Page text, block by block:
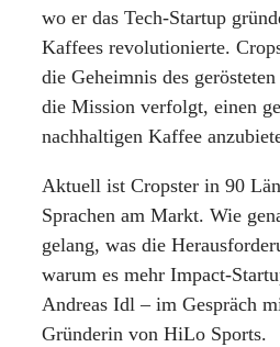
wo er das Tech-Startup
Kaffees revolutionierte.
die Geheimnis des
die Mission verfolgt, einen
nachhaltigen Kaffee
Aktuell ist Cropster in 90
Sprachen am Markt. Wie
gelang, was die
warum es mehr Impact-
Andreas Idl – im Gespräch
Gründerin von HiLo Sports.